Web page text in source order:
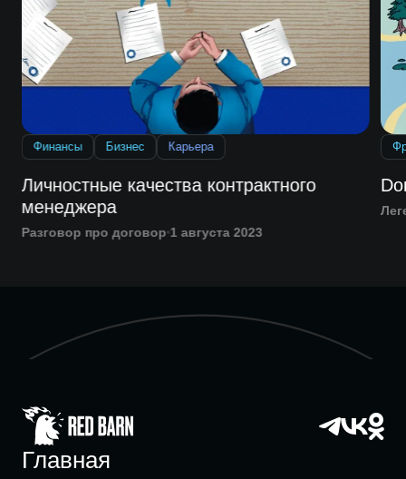
Финансы Бизнес Карьера
Личностные качества контрактного
менеджера
Разговор про договор 1 августа 2023
Главная